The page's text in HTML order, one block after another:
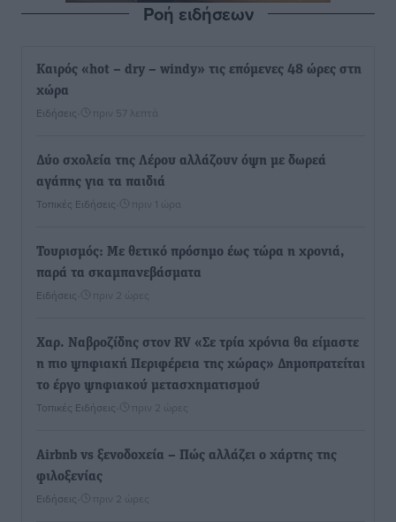
Ροή ειδήσεων
Καιρός «hot – dry – windy» τις επόμενες 48 ώρες στη
χώρα
Ειδήσεις πριν 57 λεπτά
Δύο σχολεία της Λέρου αλλάζουν όψη με δωρεά
αγάπης για τα παιδιά
Τοπικές Ειδήσεις πριν 1 ώρα
Τουρισμός: Με θετικό πρόσημο έως τώρα η χρονιά,
παρά τα σκαμπανεβάσματα
Ειδήσεις πριν 2 ώρες
Χαρ. Ναβροζίδης στον RV «Σε τρία χρόνια θα είμαστε
η πιο ψηφιακή Περιφέρεια της χώρας» Δημοπρατείται
το έργο ψηφιακού μετασχηματισμού
Τοπικές Ειδήσεις πριν 2 ώρες
Airbnb vs ξενοδοχεία – Πώς αλλάζει ο χάρτης της
φιλοξενίας
Ειδήσεις πριν 2 ώρες